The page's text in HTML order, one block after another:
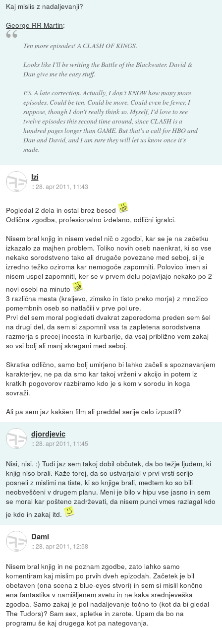
Kaj mislis z nadaljevanji?
George RR Martin:
Ten more episodes! A CLASH OF KINGS.
Looks like I'll be writing the Battle of the Blackwater. David &
Dan give me the easy stuff.
P.S. A late correction. Actually, I don't KNOW how many more
episodes. Could be ten. Could be more. Could even be fewer, I
suppose, though I don't really think so. Myself, I'd love to see
twelve episodes this second time around, since CLASH is a
hundred pages longer than GAME. But that's a call for HBO and
Dan and David, and I am sure they will let us know once it's
made.
Izi
::28. apr 2011, 11:43
Pogledal 2 dela in ostal brez besed
Odlična zgodba, profesionalno izdelano, odlični igralci.
Nisem bral knjig in nisem vedel nič o zgodbi, kar se je na začetku
izkazalo za majhen problem. Toliko novih oseb naenkrat, ki so vse
nekako sorodstveno tako ali drugače povezane med seboj, si je
izredno težko oziroma kar nemogoče zapomniti. Polovico imen si
nisem uspel zapomniti, ker se v prvem delu pojavljajo nekako po 2
novi osebi na minuto
3 različna mesta (kraljevo, zimsko in tisto preko morja) z množico
pomembnih oseb so natlačili v prve pol ure.
Prvi del sem moral pogledati dvakrat zaporedoma preden sem šel
na drugi del, da sem si zapomnil vsa ta zapletena sorodstvena
razmerja s precej incesta in kurbarije, da vsaj približno vem zakaj
so vsi bolj ali manj skregani med seboj.
Skratka odlično, samo bolj umirjeno bi lahko začeli s spoznavanjem
karakterjev, ne pa da smo kar takoj vrženi v akcijo in potem iz
kratkih pogovorov razbiramo kdo je s kom v sorodu in koga
sovraži.
Ali pa sem jaz kakšen film ali preddel serije celo izpustil?
djordjevic
::28. apr 2011, 11:45
Nisi, nisi. :) Tudi jaz sem takoj dobil občutek, da bo težje ljudem, ki
knjig niso brali. Kaže torej, da so ustvarjalci v prvi vrsti serijo
posneli z mislimi na tiste, ki so knjige brali, medtem ko so bili
neobveščeni v drugem planu. Meni je bilo v hipu vse jasno in sem
se moral kar pošteno zadrževati, da nisem punci vmes razlagal kdo
je kdo in zakaj itd.
Dami
::28. apr 2011, 12:58
Nisem bral knjig in ne poznam zgodbe, zato lahko samo
komentiram kaj mislim po prvih dveh epizodah. Začetek je bil
obetaven (ona scena z blue-eyes stvori) in sem si mislil končno
ena fantastika v namišljenem svetu in ne kaka srednjeveška
zgodba. Samo zakaj je pol nadaljevanje točno to (kot da bi gledal
The Tudors)? Sam sex, spletke in zarote. Upam da bo na
programu še kaj drugega kot pa nategovanja.